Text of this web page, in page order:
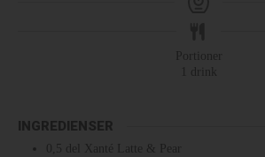
Portioner
drink
INGREDIENSER
0,5 del
Xanté Latte & Pear